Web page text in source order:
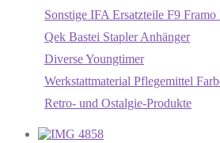
Sonstige IFA Ersatzteile F9
Qek Bastei Stapler Anhänger
Diverse Youngtimer
Werkstattmaterial Pflegemittel
Retro- und Ostalgie-Produkte